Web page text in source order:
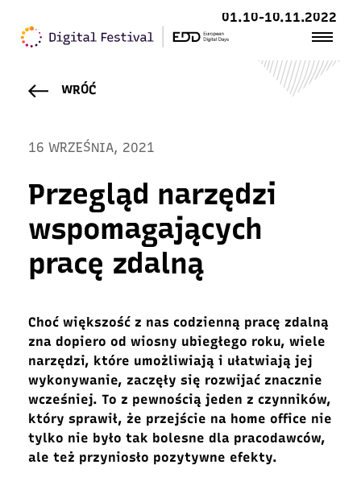
01.10-10.11.2022
WRÓĆ
16 WRZEŚNIA, 2021
Przegląd narzędzi
wspomagających
pracę zdalną
Choć większość z nas codzienną pracę zdalną
zna dopiero od wiosny ubiegłego roku, wiele
narzędzi, które umożliwiają i ułatwiają jej
wykonywanie, zaczęły się rozwijać znacznie
wcześniej. To z pewnością jeden z czynników,
który sprawił, że przejście na home office nie
tylko nie było tak bolesne dla pracodawców,
ale też przyniosło pozytywne efekty.